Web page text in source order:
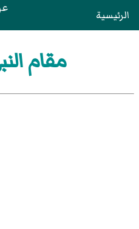
الرئيسية
مقام